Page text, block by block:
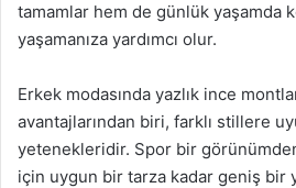
tamamlar hem de günlük yaşamda
yaşamanıza yardımcı olur.
Erkek modasında yazlık ince
avantajlarından biri, farklı stillere
yetenekleridir. Spor bir
için uygun bir tarza kadar geniş bir